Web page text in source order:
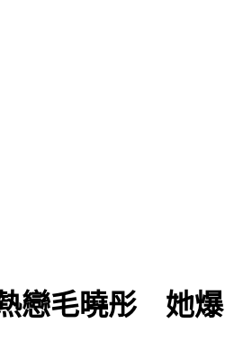
訣」曝 醫生也認同
戀毛曉彤 她